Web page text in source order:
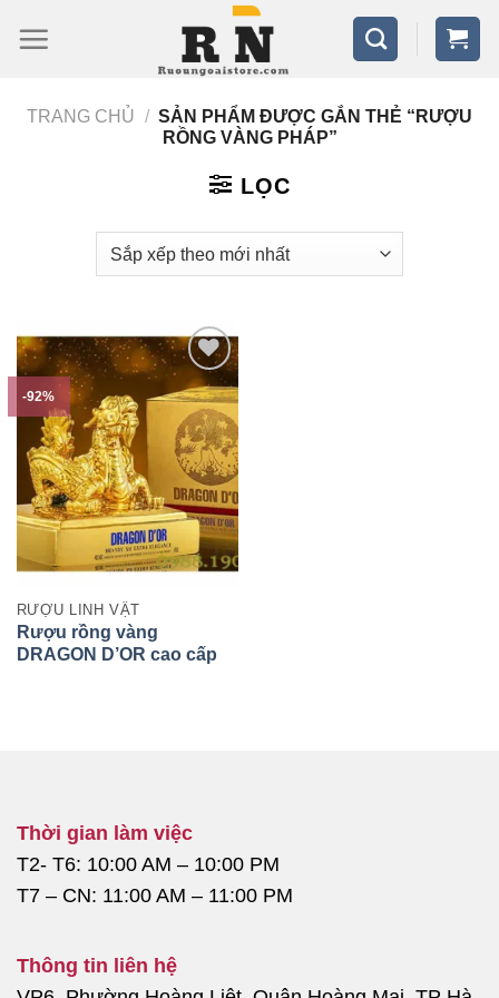
qua
dungTRANG CHỦ / SẢN PHẨM ĐƯỢC GẮN THẺ “RƯỢU
RỒNG VÀNG PHÁP”
LỌC
-92%
RƯỢU LINH VẬT
Rượu rồng vàng
DRAGON D’OR cao cấp
Thời gian làm việc
T2- T6: 10:00 AM – 10:00 PM
T7 – CN: 11:00 AM – 11:00 PM
Thông tin liên hệ